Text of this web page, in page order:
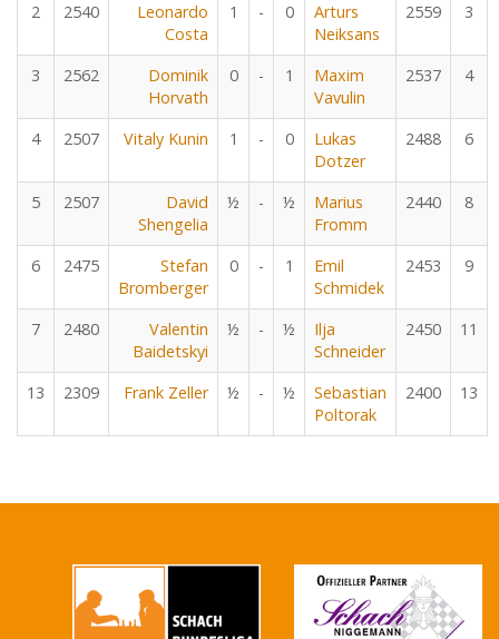
2 2540
Leonardo
Costa
1 - 0
Arturs
Neiksans
2559 3
3 2562
Dominik
Horvath
0 - 1
Maxim
Vavulin
2537 4
4 2507 Vitaly Kunin 1 - 0
Lukas
Dotzer
2488 6
5 2507
David
Shengelia
½ - ½
Marius
Fromm
2440 8
6 2475
Stefan
Bromberger
0 - 1
Emil
Schmidek
2453 9
7 2480
Valentin
Baidetskyi
½ - ½
Ilja
Schneider
2450 11
13 2309 Frank Zeller ½ - ½
Sebastian
Poltorak
2400 13